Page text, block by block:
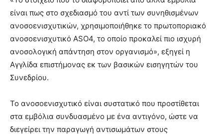
είναι πως στο σχεδιασμό του αντί των συνηθισμένων
ανοσοενισχυτικών, χρησιμοποιήθηκε το πρωτοποριακό
ανοσοενισχυτικό ASO4, το οποίο προκαλεί πιο ισχυρή
ανοσολογική απάντηση στον οργανισμό», εξηγεί η
Αγγλίδα επιστήμονας εκ των βασικών εισηγητών του
Συνεδρίου.
Το ανοσοενισχυτικό είναι συστατικό που προστίθεται
στα εμβόλια συνδυασμένο με ένα αντιγόνο, ώστε να
διεγείρει την παραγωγή αντισωμάτων στους